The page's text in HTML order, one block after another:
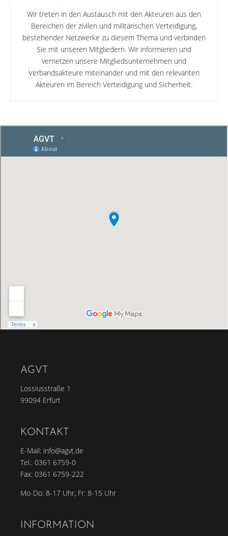
Wir treten in den Austausch mit den Akteuren aus den
Bereichen der zivilen und militärischen Verteidigung,
bestehender Netzwerke zu diesem Thema und verbinden
Sie mit unseren Mitgliedern. Wir informieren und
vernetzen unsere Mitgliedsunternehmen und
Verbandsakteure miteinander und mit den relevanten
Akteuren im Bereich Verteidigung und Sicherheit.
AGVT
Lossiusstraße 1
99094 Erfurt
KONTAKT
E-Mail: info@agvt.de
Tel.: 0361 6759-0
Fax: 0361 6759-222
Mo-Do: 8-17 Uhr, Fr: 8-15 Uhr
INFORMATION